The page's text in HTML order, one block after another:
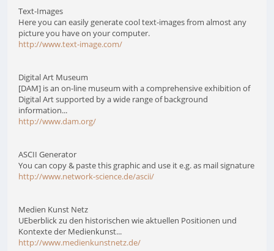
Text-Images
Here you can easily generate cool text-images from almost any
picture you have on your computer.
http://www.text-image.com/
Digital Art Museum
[DAM] is an on-line museum with a comprehensive exhibition of
Digital Art supported by a wide range of background
information...
http://www.dam.org/
ASCII Generator
You can copy & paste this graphic and use it e.g. as mail signature
http://www.network-science.de/ascii/
Medien Kunst Netz
UEberblick zu den historischen wie aktuellen Positionen und
Kontexte der Medienkunst...
http://www.medienkunstnetz.de/